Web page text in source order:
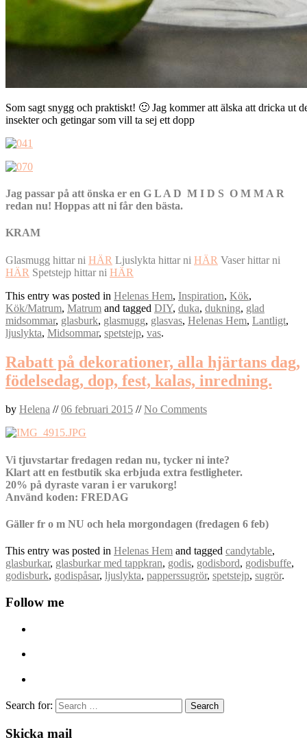
Som sagt snygg och praktiskt! 🙂 Jag kommer att älska att dricka ut
insekter och getingar som vill ta sej ett dopp
Jag passar på att önska er en G L A D M I D S O M M A R
redan nu! Hoppas att ni får den bästa.
KRAM
Glasmugg hittar ni HÄR Ljuslykta hittar ni HÄR Vaser hittar ni
HÄR Spetstejp hittar ni HÄR
This entry was posted in Helenas Hem, Inspiration, Kök,
Kök/Matrum, Matrum and tagged DIY, duka, dukning, glad
midsommar, glasburk, glasmugg, glasvas, Helenas Hem, Lantligt,
ljuslykta, Midsommar, spetstejp, vas.
Rabatt på dekorationer, alla hjärtans dag,
födelsedag, dop, fest, kalas, inredning.
by Helena //06 februari 2015 //No Comments
Vi tjuvstartar fredagen redan nu, tycker ni inte?
Klart att en festbutik ska erbjuda extra festligheter.
20% på dyraste varan i er varukorg!
Använd koden: FREDAG
Gäller fr o m NU och hela morgondagen (fredagen 6 feb)
This entry was posted in Helenas Hem and tagged candytable,
glasburkar, glasburkar med tappkran, godis, godisbord, godisbuffe,
godisburk, godispåsar, ljuslykta, papperssugrör, spetstejp, sugrör.
Follow me
Search for:
Skicka mail